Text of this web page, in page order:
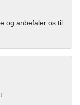
og anbefaler os til